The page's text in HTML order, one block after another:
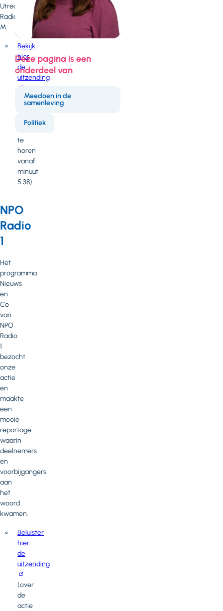
Utrecht
Radio
M.
Bekijk
hier
de
uitzending
(over
actie
te
horen
vanaf
minuut
5.38)
NPO
Radio
1
Het
programma
Nieuws
en
Co
van
NPO
Radio
1
bezocht
onze
actie
en
maakte
een
mooie
reportage
waarin
deelnemers
en
voorbijgangers
aan
het
woord
kwamen.
Beluister
hier
de
uitzending
(over
de
actie
Deze pagina is een
onderdeel van
Meedoen in de
samenleving
Politiek